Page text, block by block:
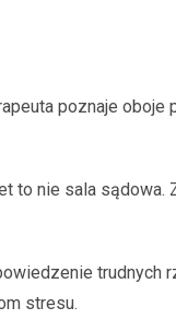
poznaje oboje
to nie sala
stresu.